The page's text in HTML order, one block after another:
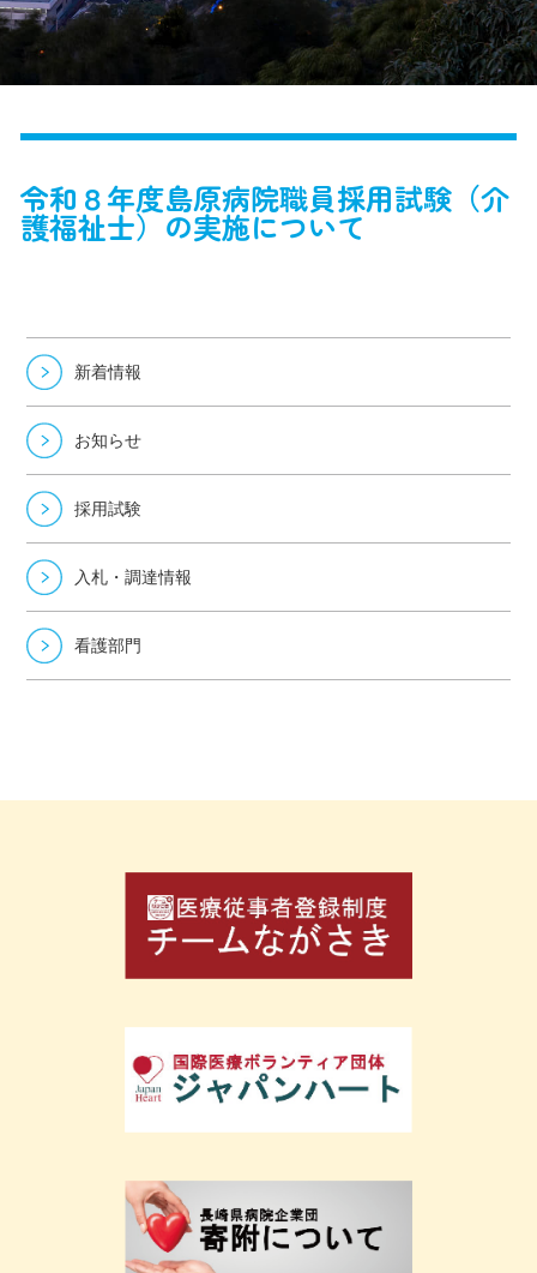
令和８年度島原病院職員採用試験（介
護福祉士）の実施について
新着情報
お知らせ
採用試験
入札・調達情報
看護部門